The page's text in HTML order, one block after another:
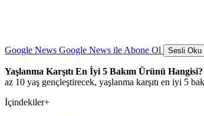
Google News Google News ile Abone Ol Sesli Oku
Yaşlanma Karşıtı En İyi 5 Bakım Ürünü Hangisi?
az 10 yaş gençleştirecek, yaşlanma karşıtı en iyi 5
İçindekiler+